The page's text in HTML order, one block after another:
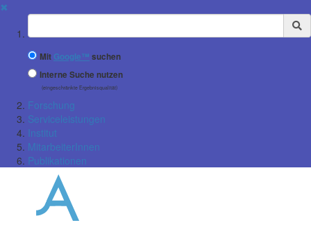
✖
Suchbegriff
Mit Google™ suchen
Interne Suche nutzen
(eingeschränkte Ergebnisqualität)
Forschung
Serviceleistungen
Institut
MitarbeiterInnen
Publikationen